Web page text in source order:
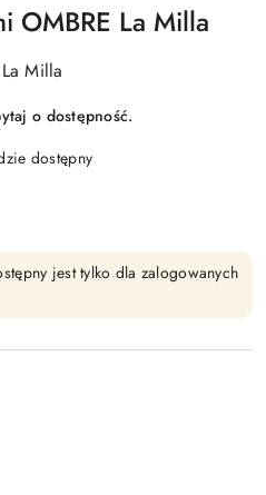
OMBRE La Milla
Milla
o dostępność.
dostępny
jest tylko dla zalogowanych